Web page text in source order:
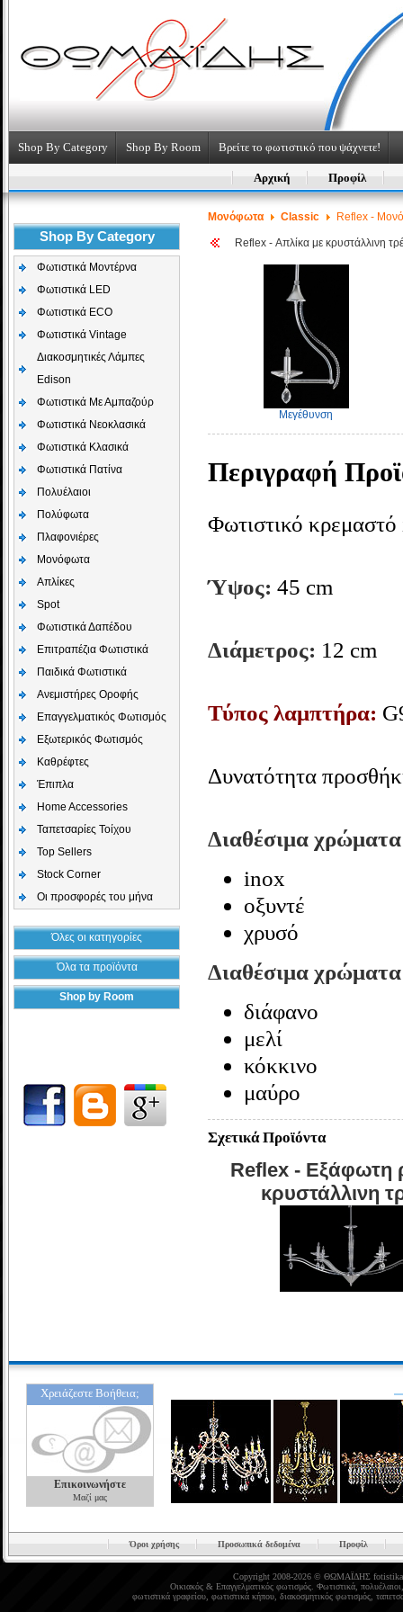
Shop By Category Shop By Room Βρείτε το φωτιστικό που ψάχνετε!
Αρχική Προφίλ
Shop By Category
Φωτιστικά Μοντέρνα
Φωτιστικά LED
Φωτιστικά ECO
Φωτιστικά Vintage
Διακοσμητικές Λάμπες
Edison
Φωτιστικά Με Αμπαζούρ
Φωτιστικά Νεοκλασικά
Φωτιστικά Κλασικά
Φωτιστικά Πατίνα
Πολυέλαιοι
Πολύφωτα
Πλαφονιέρες
Μονόφωτα
Απλίκες
Spot
Φωτιστικά Δαπέδου
Επιτραπέζια Φωτιστικά
Παιδικά Φωτιστικά
Aνεμιστήρες Οροφής
Επαγγελματικός Φωτισμός
Εξωτερικός Φωτισμός
Καθρέφτες
Έπιπλα
Home Accessories
Ταπετσαρίες Τοίχου
Top Sellers
Stock Corner
Οι προσφορές του μήνα
Όλες οι κατηγορίες
Όλα τα προϊόντα
Shop by Room
Μονόφωτα Classic Reflex -
Reflex - Απλίκα με κρυστάλλινη
Μεγέθυνση
Περιγραφή
Φωτιστικό
Ύψος: 45 cm
Διάμετρος: 12 cm
Τύπος λαμπτήρα:
Δυνατότητα
Διαθέσιμα
inox
οξυντέ
χρυσό
Διαθέσιμα
διάφανο
μελί
κόκκινο
μαύρο
Σχετικά Προϊόντα
Reflex - Εξάφωτη
κρυστάλλινη
Χρειάζεστε Βοήθεια;
Επικοινωνήστε
Μαζί μας
Όροι χρήσης Προσωπικά δεδομένα Προφίλ
Copyright 2008-2026 © ΘΩΜΑΪΔΗΣ
Οικιακός& Επαγγελματικός φωτισμός. Φωτιστικά, πολυέλαιοι
φωτιστικά γραφείου, φωτιστικά κήπου, διακοσμητικός φωτισμός,